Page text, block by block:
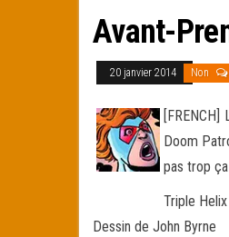
Avant-
20 janvier 2014 Non
Doom
pas trop
Triple
Dessin de John Byrne